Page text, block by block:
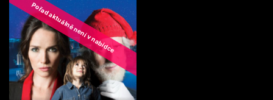
Pořad aktuálně není v nabídce